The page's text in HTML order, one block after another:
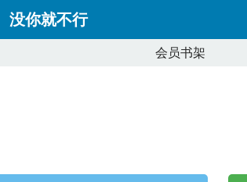
没你就不行
会员书架